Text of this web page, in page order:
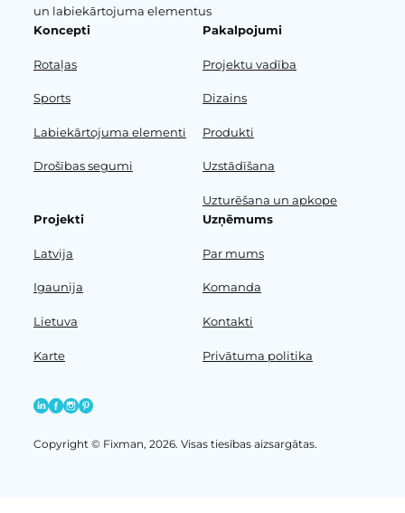
un labiekārtojuma elementus
Koncepti
Rotaļas
Sports
Labiekārtojuma elementi
Drošības segumi
Pakalpojumi
Projektu vadība
Dizains
Produkti
Uzstādīšana
Uzturēšana un apkope
Projekti
Latvija
Igaunija
Lietuva
Karte
Uzņēmums
Par mums
Komanda
Kontakti
Privātuma politika
Copyright © Fixman, 2026. Visas tiesības aizsargātas.